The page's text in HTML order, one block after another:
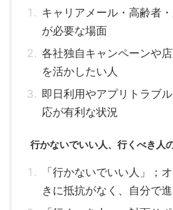
キャリアメール・高齢者
が必要な場面
各社独自キャンペーンや
を活かしたい人
即日利用やアプリトラブ
応が有利な状況
行かないでいい人、行くべき人
「行かないでいい人」；
きに抵抗がなく、自分で